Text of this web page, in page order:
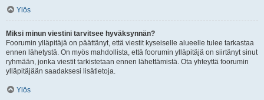
Ylös
Miksi minun viestini tarvitsee hyväksynnän?
Foorumin ylläpitäjä on päättänyt, että viestit kyseiselle alueelle tulee tarkastaa
ennen lähetystä. On myös mahdollista, että foorumin ylläpitäjä on siirtänyt sinut
ryhmään, jonka viestit tarkistetaan ennen lähettämistä. Ota yhteyttä foorumin
ylläpitäjään saadaksesi lisätietoja.
Ylös